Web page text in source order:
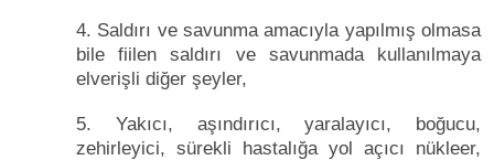
4. Saldırı ve savunma amacıyla yapılmış olmasa
bile fiilen saldırı ve savunmada kullanılmaya
elverişli diğer şeyler,
5. Yakıcı, aşındırıcı, yaralayıcı, boğucu,
zehirleyici, sürekli hastalığa yol açıcı nükleer,